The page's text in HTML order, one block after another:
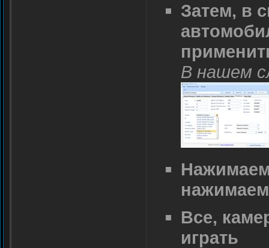
Затем, в
В нашем
Все,
играть